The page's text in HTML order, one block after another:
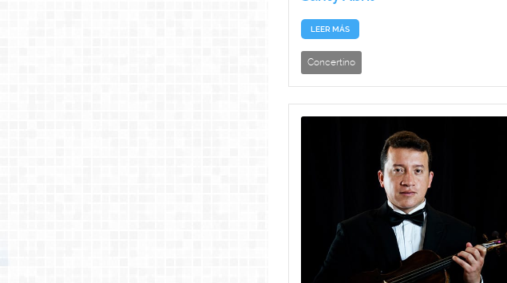
LEER MÁS
Concertino